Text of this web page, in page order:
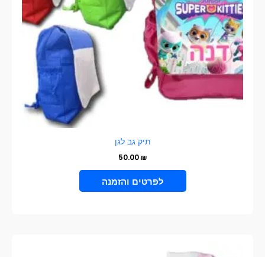
תיק גב לגן
50.00 ₪
VIEW PRODUCT
את
האפשרויות
בעמוד
המוצר